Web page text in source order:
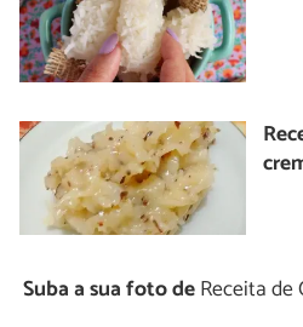
Suba a sua foto deReceita de